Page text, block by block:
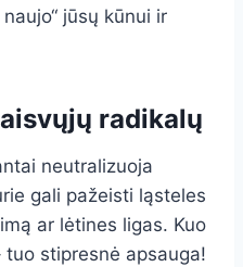
jūsų kūnui ir
radikalų
neutralizuoja
gali pažeisti ląsteles
ar lėtines ligas. Kuo
stipresnė apsauga!